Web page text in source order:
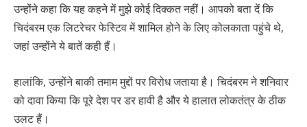
उन्होंने कहा कि यह कहने में मुझे कोई दिक्कत नहीं। आपको बता दें कि
चिदंबरम एक लिटरेचर फेस्टिव में शामिल होने के लिए कोलकाता पहुंचे थे,
जहां उन्होंने ये बातें कही हैं।
हालांकि, उन्होंने बाकी तमाम मुद्दों पर विरोध जताया है। चिदंबरम ने शनिवार
को दावा किया कि पूरे देश पर डर हावी है और ये हालात लोकतंत्र के ठीक
उलट हैं।